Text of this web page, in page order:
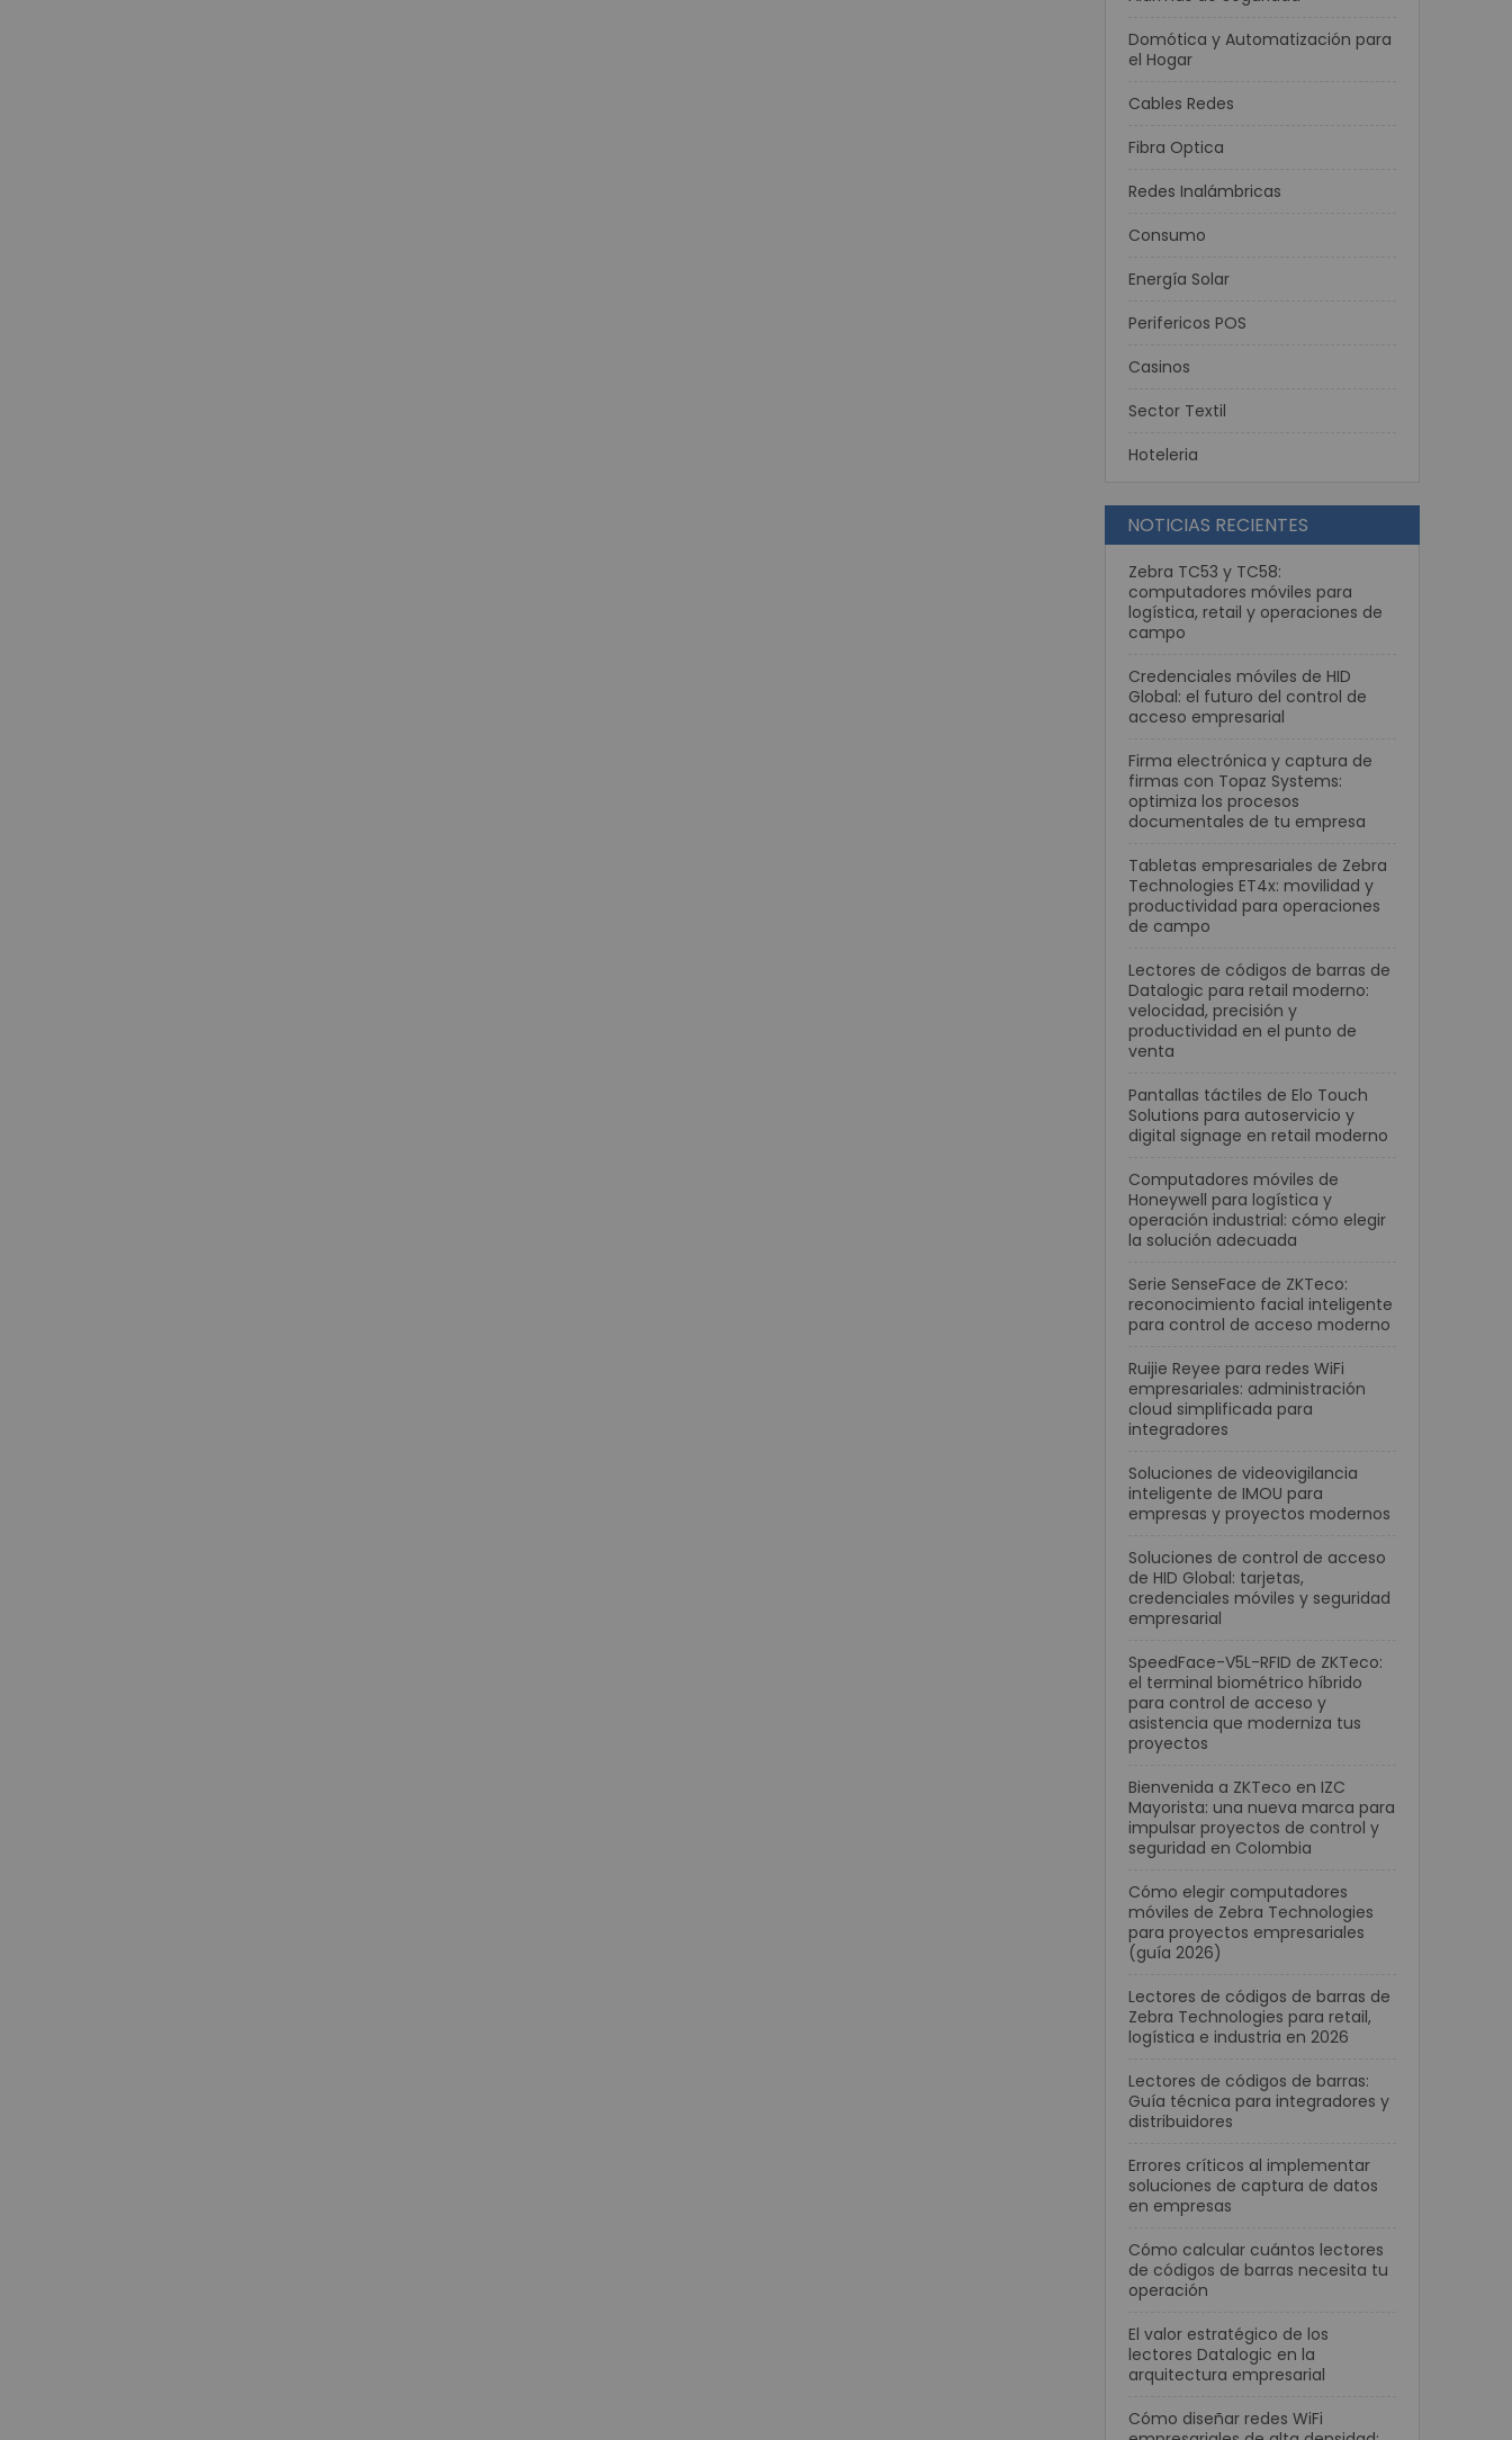
Lector de Código de barras de mesa
Lector de Código de barras empotrables
Impresoras de etiquetas para escritorio
Impresoras de etiquetas industriales
Impresoras de etiquetas semi industriales
Software para Impresión de Etiquetas
Señalización Digital Interactiva
Productos para videoconferencias
Domótica y Automatización para
el Hogar
Cables Redes
Fibra Optica
Redes Inalámbricas
Consumo
Energía Solar
Perifericos POS
Casinos
Sector Textil
Hoteleria
NOTICIAS RECIENTES
Zebra TC53 y TC58:
computadores móviles para
logística, retail y operaciones de
campo
Credenciales móviles de HID
Global: el futuro del control de
acceso empresarial
Firma electrónica y captura de
firmas con Topaz Systems:
optimiza los procesos
documentales de tu empresa
Tabletas empresariales de Zebra
Technologies ET4x: movilidad y
productividad para operaciones
de campo
Lectores de códigos de barras de
Datalogic para retail moderno:
velocidad, precisión y
productividad en el punto de
venta
Pantallas táctiles de Elo Touch
Solutions para autoservicio y
digital signage en retail moderno
Computadores móviles de
Honeywell para logística y
operación industrial: cómo elegir
la solución adecuada
Serie SenseFace de ZKTeco:
reconocimiento facial inteligente
para control de acceso moderno
Ruijie Reyee para redes WiFi
empresariales: administración
cloud simplificada para
integradores
Soluciones de videovigilancia
inteligente de IMOU para
empresas y proyectos modernos
Soluciones de control de acceso
de HID Global: tarjetas,
credenciales móviles y seguridad
empresarial
SpeedFace-V5L-RFID de ZKTeco:
el terminal biométrico híbrido
para control de acceso y
asistencia que moderniza tus
proyectos
Bienvenida a ZKTeco en IZC
Mayorista: una nueva marca para
impulsar proyectos de control y
seguridad en Colombia
Cómo elegir computadores
móviles de Zebra Technologies
para proyectos empresariales
(guía 2026)
Lectores de códigos de barras de
Zebra Technologies para retail,
logística e industria en 2026
Lectores de códigos de barras:
Guía técnica para integradores y
distribuidores
Errores críticos al implementar
soluciones de captura de datos
en empresas
Cómo calcular cuántos lectores
de códigos de barras necesita tu
operación
El valor estratégico de los
lectores Datalogic en la
arquitectura empresarial
Cómo diseñar redes WiFi